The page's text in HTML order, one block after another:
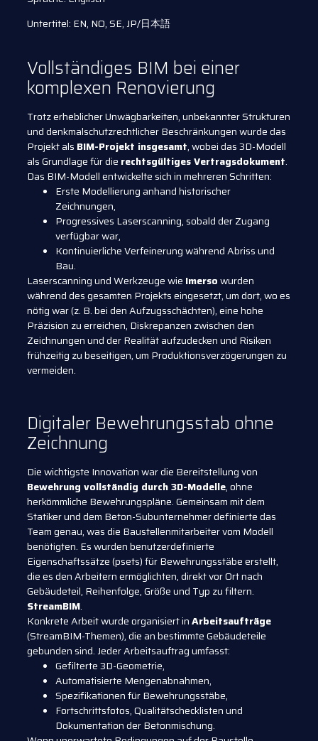
Untertitel: EN, NO, SE, JP/日本語
Vollständiges BIM bei einer
komplexen Renovierung
Trotz erheblicher Unwägbarkeiten, unbekannter Strukturen
und denkmalschutzrechtlicher Beschränkungen wurde das
Projekt als BIM-Projekt insgesamt, wobei das 3D-Modell
als Grundlage für die rechtsgültiges Vertragsdokument.
Das BIM-Modell entwickelte sich in mehreren Schritten:
Erste Modellierung anhand historischer
Zeichnungen,
Progressives Laserscanning, sobald der Zugang
verfügbar war,
Kontinuierliche Verfeinerung während Abriss und
Bau.
Laserscanning und Werkzeuge wie Imersowurden
während des gesamten Projekts eingesetzt, um dort, wo es
nötig war (z. B. bei den Aufzugsschächten), eine hohe
Präzision zu erreichen, Diskrepanzen zwischen den
Zeichnungen und der Realität aufzudecken und Risiken
frühzeitig zu beseitigen, um Produktionsverzögerungen zu
vermeiden.
Digitaler Bewehrungsstab ohne
Zeichnung
Die wichtigste Innovation war die Bereitstellung von
Bewehrung vollständig durch 3D-Modelle, ohne
herkömmliche Bewehrungspläne. Gemeinsam mit dem
Statiker und dem Beton-Subunternehmer definierte das
Team genau, was die Baustellenmitarbeiter vom Modell
benötigten. Es wurden benutzerdefinierte
Eigenschaftssätze (psets) für Bewehrungsstäbe erstellt,
die es den Arbeitern ermöglichten, direkt vor Ort nach
Gebäudeteil, Reihenfolge, Größe und Typ zu filtern.
StreamBIM.
Konkrete Arbeit wurde organisiert inArbeitsaufträge
(StreamBIM-Themen), die an bestimmte Gebäudeteile
gebunden sind. Jeder Arbeitsauftrag umfasst:
Gefilterte 3D-Geometrie,
Automatisierte Mengenabnahmen,
Spezifikationen für Bewehrungsstäbe,
Fortschrittsfotos, Qualitätschecklisten und
Dokumentation der Betonmischung.